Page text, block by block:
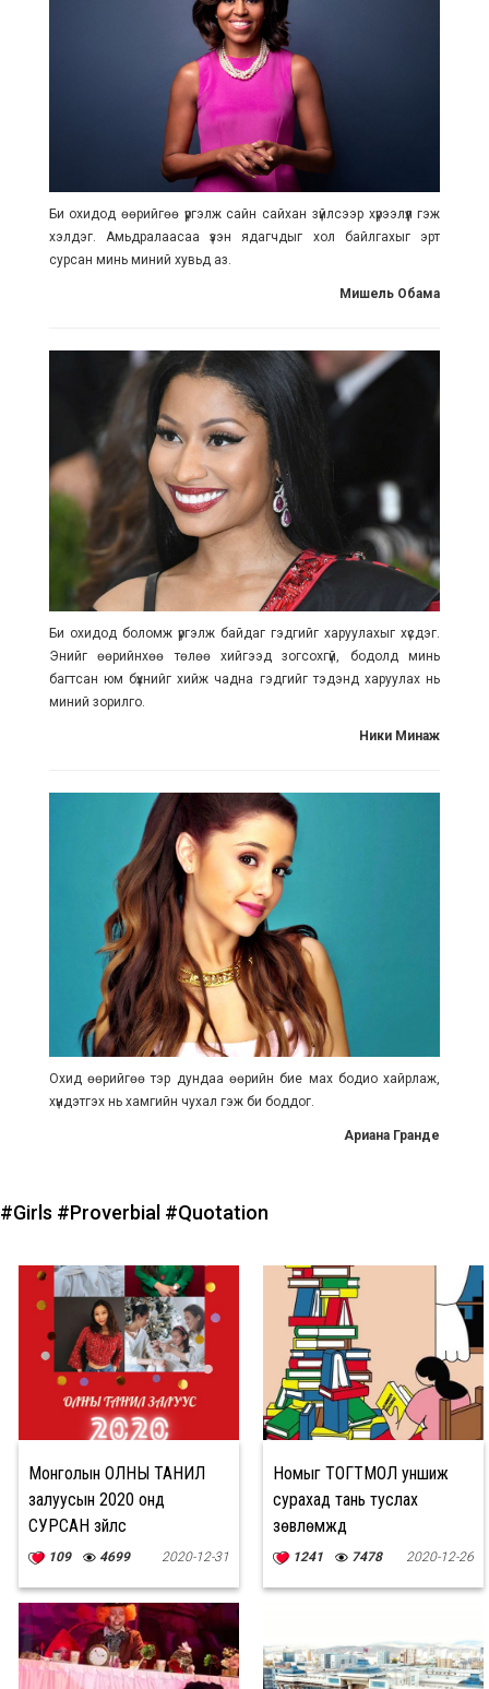
Би охидод өөрийгөө үргэлж сайн сайхан зүйлсээр хүрээлүүл гэж
хэлдэг. Амьдралаасаа үзэн ядагчдыг хол байлгахыг эрт
сурсан минь миний хувьд аз.
Мишель Обама
Би охидод боломж үргэлж байдаг гэдгийг харуулахыг хүсдэг.
Энийг өөрийнхөө төлөө хийгээд зогсохгүй, бодолд минь
багтсан юм бүхнийг хийж чадна гэдгийг тэдэнд харуулах нь
миний зорилго.
Ники Минаж
Охид өөрийгөө тэр дундаа өөрийн бие мах бодио хайрлаж,
хүндэтгэх нь хамгийн чухал гэж би боддог.
Ариана Гранде
#Girls #Proverbial #Quotation
Монголын ОЛНЫ ТАНИЛ
залуусын 2020 онд
СУРСАН зүйлс
109 4699 2020-12-31
Номыг ТОГТМОЛ уншиж
сурахад тань туслах
зөвлөмжүүд
1241 7478 2020-12-26